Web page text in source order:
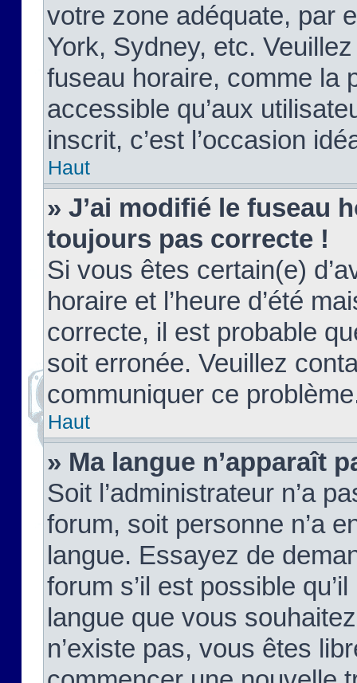
votre zone adéquate, par
York, Sydney, etc.
fuseau horaire, comme la
accessible qu’aux
inscrit, c’est l’occasion
Haut
» J’ai modifié le fuseau
toujours pas correcte !
Si vous êtes certain(e)
horaire et l’heure d’été
correcte, il est probable
soit erronée. Veuillez
communiquer ce
Haut
» Ma langue n’apparaît
Soit l’administrateur n’a
forum, soit personne n’a
langue. Essayez de
forum s’il est possible
langue que vous
n’existe pas, vous êtes